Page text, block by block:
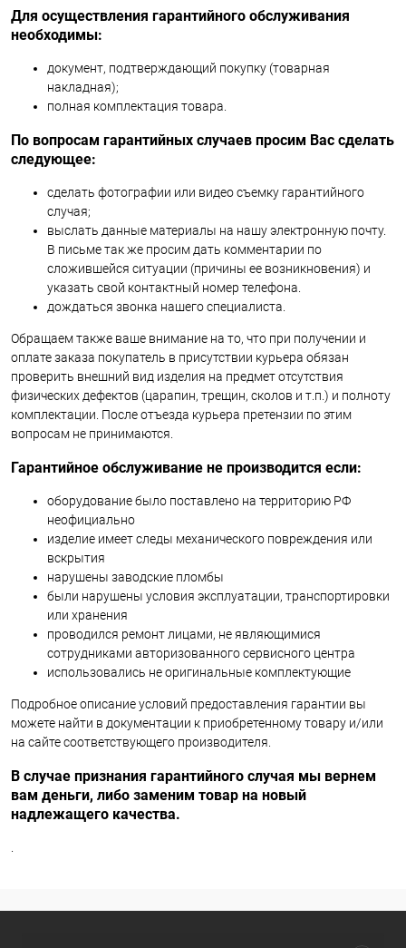
Для осуществления гарантийного обслуживания
необходимы:
документ, подтверждающий покупку (товарная
накладная);
полная комплектация товара.
По вопросам гарантийных случаев просим Вас сделать
следующее:
сделать фотографии или видео съемку гарантийного
случая;
выслать данные материалы на нашу электронную почту.
В письме так же просим дать комментарии по
сложившейся ситуации (причины ее возникновения) и
указать свой контактный номер телефона.
дождаться звонка нашего специалиста.
Обращаем также ваше внимание на то, что при получении и
оплате заказа покупатель в присутствии курьера обязан
проверить внешний вид изделия на предмет отсутствия
физических дефектов (царапин, трещин, сколов и т.п.) и полноту
комплектации. После отъезда курьера претензии по этим
вопросам не принимаются.
Гарантийное обслуживание не производится если:
оборудование было поставлено на территорию РФ
неофициально
изделие имеет следы механического повреждения или
вскрытия
нарушены заводские пломбы
были нарушены условия эксплуатации, транспортировки
или хранения
проводился ремонт лицами, не являющимися
сотрудниками авторизованного сервисного центра
использовались не оригинальные комплектующие
Подробное описание условий предоставления гарантии вы
можете найти в документации к приобретенному товару и/или
на сайте соответствующего производителя.
В случае признания гарантийного случая мы вернем
вам деньги, либо заменим товар на новый
надлежащего качества.